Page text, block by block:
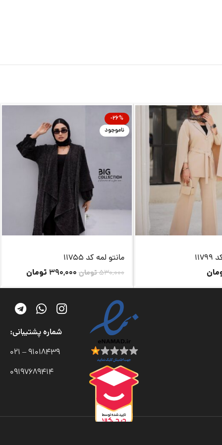
-26%
ناموجود
مانتو لمه کد 11755
530,000تومان 390,000 تومان
شماره پشتیبانی:
91018439 – 021
09197689414